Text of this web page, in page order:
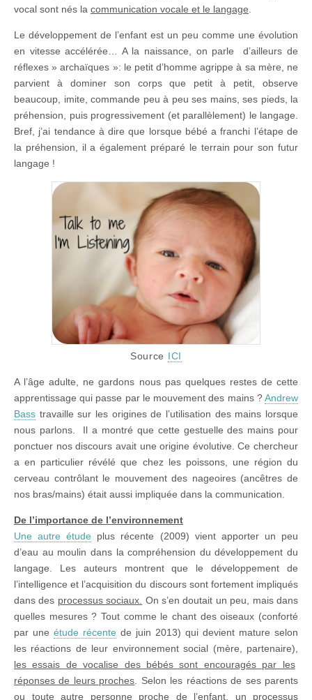
vocal sont nés la communication vocale et le langage
Le développement de l’enfant est un peu comme une évolution
en vitesse accélérée… A la naissance, on parle d’ailleurs de
réflexes » archaïques »: le petit d’homme agrippe à sa mère, ne
parvient à dominer son corps que petit à petit, observe
beaucoup, imite, commande peu à peu ses mains, ses pieds, la
préhension, puis progressivement (et parallèlement) le langage.
Bref, j’ai tendance à dire que lorsque bébé a franchi l’étape de
la préhension, il a également préparé le terrain pour son futur
langage !
Source ICI
A l’âge adulte, ne gardons nous pas quelques restes de cette
apprentissage qui passe par le mouvement des mains ?Andrew
Bass travaille sur les origines de l’utilisation des mains lorsque
nous parlons. Il a montré que cette gestuelle des mains pour
ponctuer nos discours avait une origine évolutive. Ce chercheur
a en particulier révélé que chez les poissons, une région du
cerveau contrôlant le mouvement des nageoires (ancêtres de
nos bras/mains) était aussi impliquée dans la communication.
De l’importance de l’environnement
Une autre étude plus récente (2009) vient apporter un peu
d’eau au moulin dans la compréhension du développement du
langage. Les auteurs montrent que le développement de
l’intelligence et l’acquisition du discours sont fortement impliqués
dans des processus sociaux. On s’en doutait un peu, mais dans
quelles mesures ? Tout comme le chant des oiseaux (conforté
par une étude récente de juin 2013) qui devient mature selon
les réactions de leur environnement social (mère, partenaire),
les essais de vocalise des bébés sont encouragés par les
réponses de leurs proches . Selon les réactions de ses parents
ou toute autre personne proche de l’enfant, un processus